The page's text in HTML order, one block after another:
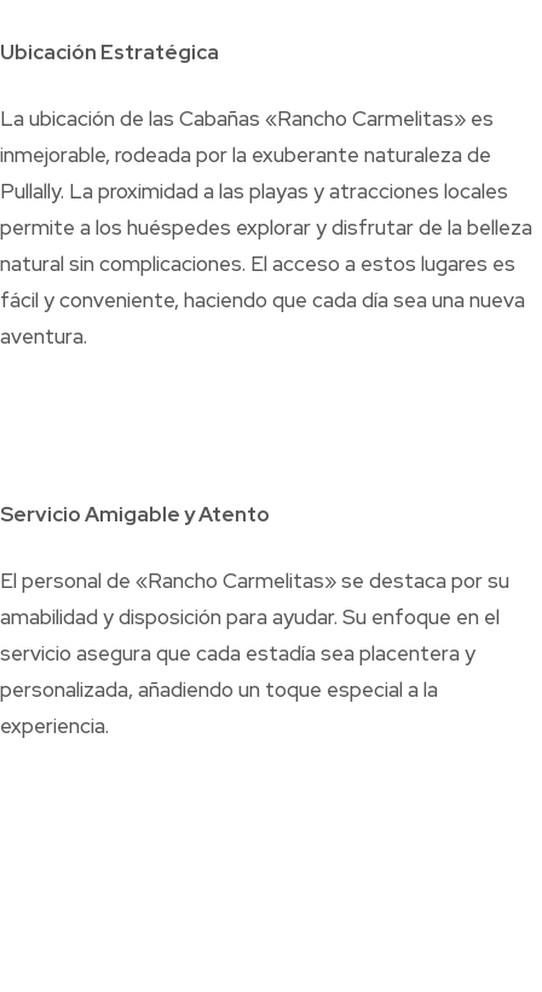
Ubicación Estratégica
La ubicación de las Cabañas «Rancho Carmelitas» es
inmejorable, rodeada por la exuberante naturaleza de
Pullally. La proximidad a las playas y atracciones locales
permite a los huéspedes explorar y disfrutar de la belleza
natural sin complicaciones. El acceso a estos lugares es
fácil y conveniente, haciendo que cada día sea una nueva
aventura.
Servicio Amigable y Atento
El personal de «Rancho Carmelitas» se destaca por su
amabilidad y disposición para ayudar. Su enfoque en el
servicio asegura que cada estadía sea placentera y
personalizada, añadiendo un toque especial a la
experiencia.